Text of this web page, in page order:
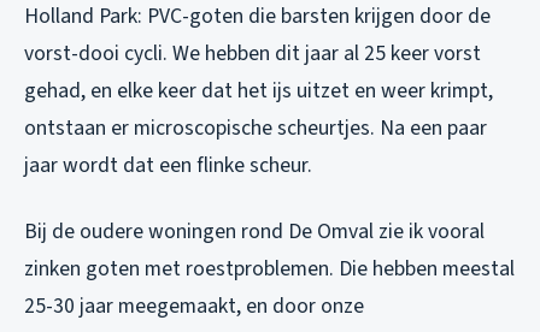
Holland Park: PVC-goten die barsten krijgen door de
vorst-dooi cycli. We hebben dit jaar al 25 keer vorst
gehad, en elke keer dat het ijs uitzet en weer krimpt,
ontstaan er microscopische scheurtjes. Na een paar
jaar wordt dat een flinke scheur.
Bij de oudere woningen rond De Omval zie ik vooral
zinken goten met roestproblemen. Die hebben meestal
25-30 jaar meegemaakt, en door onze